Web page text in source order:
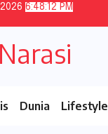
6:48:12 PM
Dunia Lifestyle